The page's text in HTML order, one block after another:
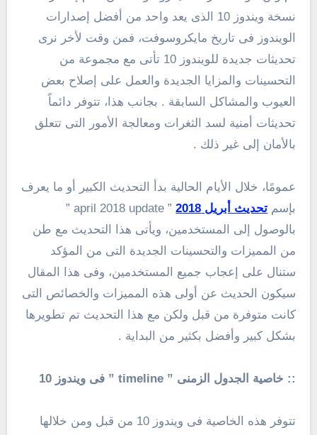
نسخة ويندوز 10 الذى يعد واحد من أفضل إصدارات
الويندوز فى تاريخ مايكروسوفت، فمن وقت لأخر نرى
تحديثات جديدة للويندوز 10 تأتى مع مجموعة من
التحسينات والمزايا الجديدة والعمل على إصلاح بعض
العيوب والمشاكل السابقة . بجانب هذا، تتوفر دائماً
تحديثات أمنية لسد الثغرات ومعالجة الأمور التى تتعلق
بالأمان إلى غير ذلك .
عمومًا، خلال الأيام الحالية بدأ التحديث الكبير أو ما يعرف
بإسم تحديث أبريل 2018
” april 2018 update ”
بالوصول إلى المستخدمين، ويأتى هذا التحديث مع طن
من المميزات والتحسينات الجديدة التى من المؤكد
ستنال على إعجاب جميع المستخدمين، وفى هذا المقال
سيكون الحديث عن أولى هذه المميزات والخصائص التى
كانت متوفرة من قبل ولكن مع هذا التحديث تم تطويرها
بشكل كبير وأفضل بكثير من البداية .
:: خاصية الجدول الزمنى ” timeline ” فى ويندوز 10
تتوفر هذه الخاصية فى ويندوز 10 من قبل ومن خلالها